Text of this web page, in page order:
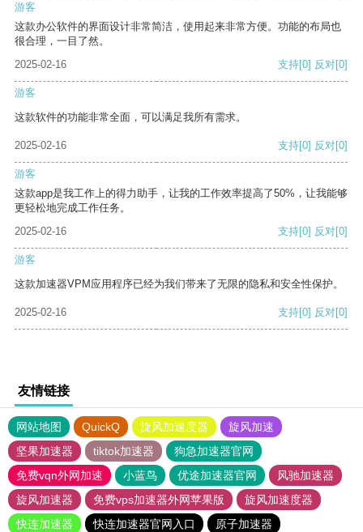
游客
这款办公软件的界面设计非常简洁，使用起来非常方便。功能的布局也
很合理，一目了然。
2025-02-16
支持[0] 反对[0]
游客
这款软件的功能非常全面，可以满足我所有需求。
2025-02-16 支持[0] 反对[0]
游客
这款app是我工作上的得力助手，让我的工作效率提高了50%，让我能够
更轻松地完成工作任务。
2025-02-16
支持[0] 反对[0]
游客
这款加速器VPM应用程序已经为我们带来了无限的隐私和安全性保护。
2025-02-16 支持[0] 反对[0]
友情链接
网站地图 QuickQ 旋风加速度器
旋风加速
坚果加速器
tiktok加速器
狗急加速器官网
免费vqn外网加速
小蓝鸟 优途加速器官网
风驰加速器
旋风加速器
免费vps加速器外网苹果版
旋风加速度器
快连加速器
快连加速器官网入口 原子加速器